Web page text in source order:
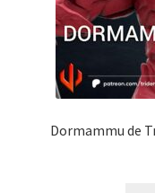
Dormammu de